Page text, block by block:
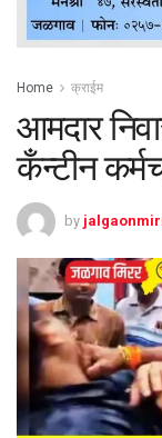
Home क्राईम
आमदार
कँन्टीन
by